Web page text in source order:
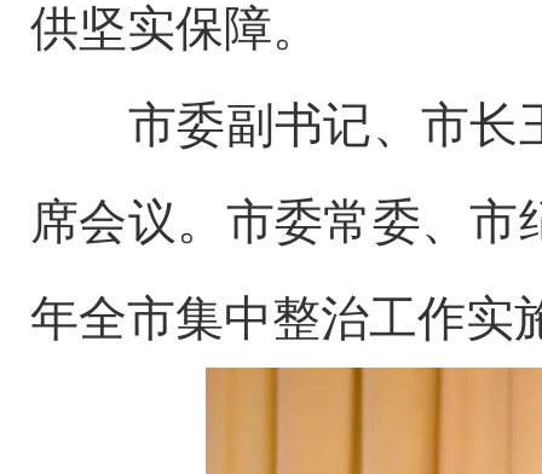
供坚实保障。
市委副书记、市长
席会议。市委常委、
年全市集中整治工作实